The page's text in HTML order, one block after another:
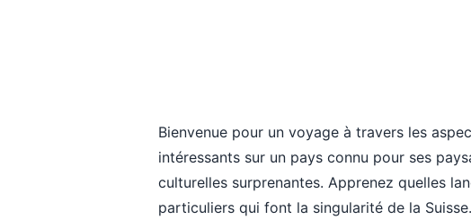
Bienvenue pour un voyage à travers les
intéressants sur un pays connu pour ses
culturelles surprenantes. Apprenez quelles
particuliers qui font la singularité de la Suisse.